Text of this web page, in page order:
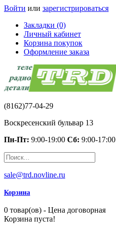
Войти или зарегистрироваться
Закладки (0)
Личный кабинет
Корзина покупок
Оформление заказа
(8162)77-04-29
Воскресенский бульвар 13
Пн-Пт: 9:00-19:00 Сб: 9:00-17:00
sale@trd.novline.ru
Корзина
0 товар(ов) - Цена договорная
Корзина пуста!